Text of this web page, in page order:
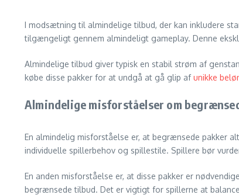
I modsætning til almindelige tilbud, der kan inkludere
tilgængeligt gennem almindeligt gameplay. Denne
Almindelige tilbud giver typisk en stabil strøm af
købe disse pakker for at undgå at gå glip afunikke
Almindelige misforståelser om
En almindelig misforståelse er, at begrænsede pakker
individuelle spillerbehov og spillestile. Spillere bør
En anden misforståelse er, at disse pakker er
begrænsede tilbud. Det er vigtigt for spillerne at